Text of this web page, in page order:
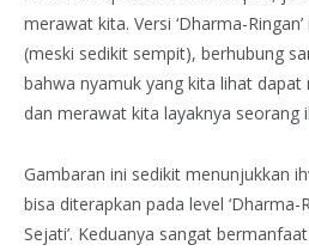
merawat kita. Versi ‘Dharma-
(meski sedikit sempit), berhubung
bahwa nyamuk yang kita lihat
dan merawat kita layaknya seorang
Gambaran ini sedikit menunjukkan
bisa diterapkan pada level ‘Dharma-
Sejati’. Keduanya sangat